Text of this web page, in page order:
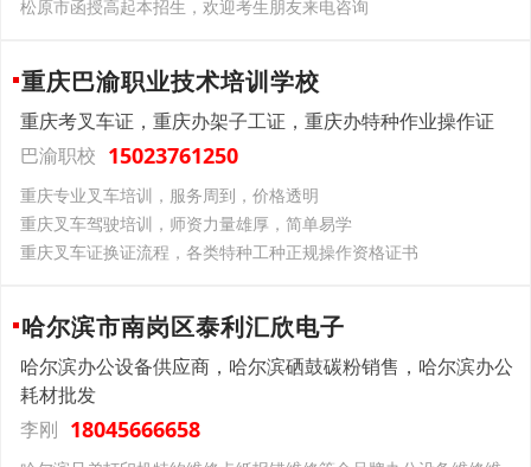
松原市函授高起本招生，欢迎考生朋友来电咨询
重庆巴渝职业技术培训学校
重庆考叉车证，重庆办架子工证，重庆办特种作业操作证
巴渝职校 15023761250
重庆专业叉车培训，服务周到，价格透明
重庆叉车驾驶培训，师资力量雄厚，简单易学
重庆叉车证换证流程，各类特种工种正规操作资格证书
哈尔滨市南岗区泰利汇欣电子
哈尔滨办公设备供应商，哈尔滨硒鼓碳粉销售，哈尔滨办公
耗材批发
李刚 18045666658